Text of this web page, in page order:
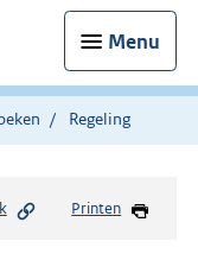
Menu
Regeling
Printen